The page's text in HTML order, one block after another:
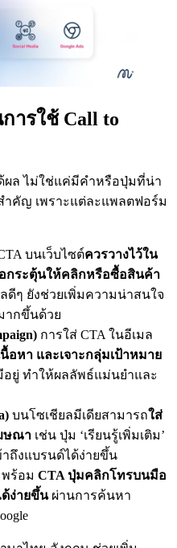
ารใช้ Call to
ด้ผล ไม่ใช่แค่มีคำหรือปุ่มที่น่า
ำคัญ เพราะแต่ละแพลตฟอร์ม
บนเว็บไซต์ควรวางไว้ใน
กระตุ้นให้คลิกหรือซื้อสินค้า
ๆ ยังช่วยเพิ่มความน่าสนใจ
ากขึ้นด้วย
การใส่ CTA ในอีเมล
อหา และเจาะกลุ่มเป้าหมาย
ยู่ ทำให้ผลลัพธ์แม่นยำและ
บนโซเชียลมีเดียสามารถใส่
ษณา เช่น ปุ่ม ‘เรียนรู้เพิ่มเติม’
าถึงแบรนด์ได้ง่ายขึ้น
พร้อม CTA ปุ่มคลิกโทรบนมือ
ง่ายขึ้นผ่านการค้นหา